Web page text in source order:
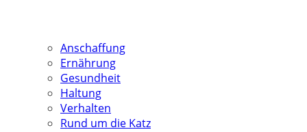
Anschaffung
Ernährung
Gesundheit
Haltung
Verhalten
Rund um die Katz